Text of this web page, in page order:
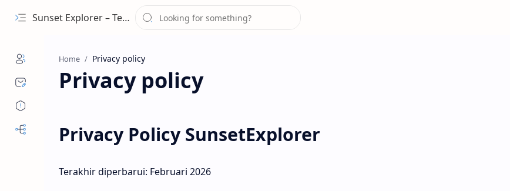
Sunset Explorer – Tempat Wisata Terindah Dunia
Home
Privacy policy
Privacy Policy SunsetExplorer
Terakhir diperbarui: Februari 2026